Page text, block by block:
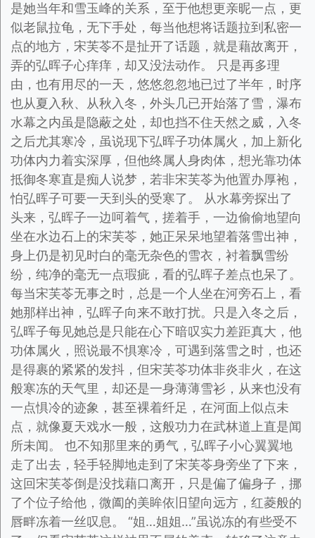
是她当年和雪玉峰的关系，至于他想更亲昵一点，更
似老鼠拉龟，无下手处，每当他想将话题拉到私密一
点的地方，宋芙苓不是扯开了话题，就是藉故离开，
弄的弘晖子心痒痒，却又没法动作。 只是再多理
由，也有用尽的一天，悠悠忽忽地已过了半年，时序
也从夏入秋、从秋入冬，外头几已开始落了雪，瀑布
水幕之内虽是隐蔽之处，却也挡不住天然之威，入冬
之后尤其寒冷，虽说现下弘晖子功体属火，加上新化
功体内力着实深厚，但他终属人身肉体，想光靠功体
抵御冬寒直是痴人说梦，若非宋芙苓为他置办厚袍，
怕弘晖子可要一天到头的受寒了。 从水幕旁探出了
头来，弘晖子一边呵着气，搓着手，一边偷偷地望向
坐在水边石上的宋芙苓，她正呆呆地望着落雪出神，
身上仍是初见时白的毫无杂色的雪衣，衬着飘雪纷
纷，纯净的毫无一点瑕疵，看的弘晖子差点也呆了。
每当宋芙苓无事之时，总是一个人坐在河旁石上，看
她那样出神，弘晖子向来不敢打扰。只是入冬之后，
弘晖子每见她总是只能在心下暗叹实力差距真大，他
功体属火，照说最不惧寒冷，可遇到落雪之时，也还
是得裹的紧紧的发抖，但宋芙苓功体非炎非火，在这
般寒冻的天气里，却还是一身薄薄雪衫，从来也没有
一点惧冷的迹象，甚至裸着纤足，在河面上似点未
点，就像夏天戏水一般，这般功力在武林道上直是闻
所未闻。 也不知那里来的勇气，弘晖子小心翼翼地
走了出去，轻手轻脚地走到了宋芙苓身旁坐了下来，
这回宋芙苓倒是没找藉口离开，只是偏了偏身子，挪
了个位子给他，微阖的美眸依旧望向远方，红菱般的
唇畔冻着一丝叹息。 “姐…姐姐…”虽说冻的有些受不